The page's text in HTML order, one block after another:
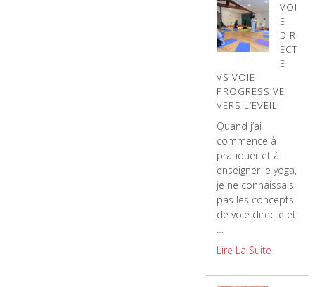
VOI
E
DIR
ECT
E
VS VOIE
PROGRESSIVE
VERS L’EVEIL
Quand j’ai
commencé à
pratiquer et à
enseigner le yoga,
je ne connaissais
pas les concepts
de voie directe et
…
Lire La Suite